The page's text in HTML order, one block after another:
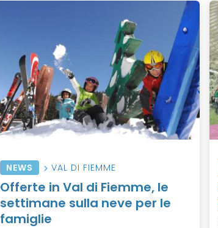
NEWS VAL DI FIEMME
Offerte in Val di Fiemme, le
settimane sulla neve per le
famiglie